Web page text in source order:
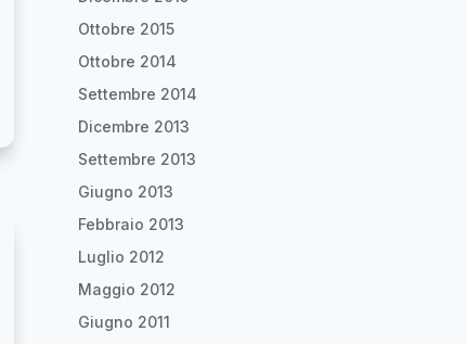
Ottobre 2015
Ottobre 2014
Settembre 2014
Dicembre 2013
Settembre 2013
Giugno 2013
Febbraio 2013
Luglio 2012
Maggio 2012
Giugno 2011